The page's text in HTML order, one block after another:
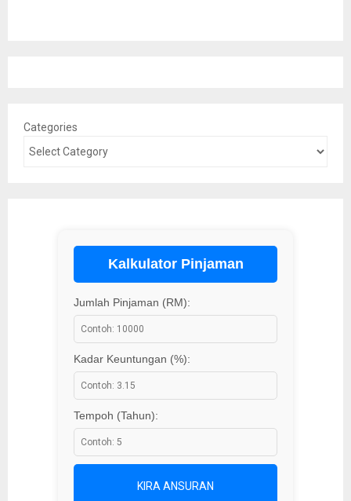
Categories
Kalkulator Pinjaman
Jumlah Pinjaman (RM):
Kadar Keuntungan (%):
Tempoh (Tahun):
KIRA ANSURAN